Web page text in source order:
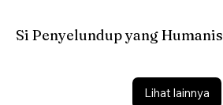
Lihat lainnya
Si Penyelundup yang Humanis